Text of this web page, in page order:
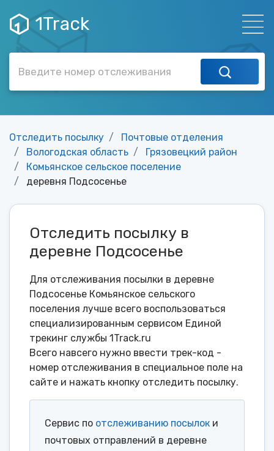
1Track
Отследить посылку
Почтовые отделения
Вологодская область
Грязовецкий район
Комьянское сельское поселение
деревня Подсосенье
Отследить посылку в
деревне Подсосенье
Для отслеживания посылки в деревне
Подсосенье Комьянское сельского
поселения лучше всего воспользоваться
специализированным сервисом Единой
трекинг службы 1Track.ru
Всего навсего нужно ввести трек-код -
номер отслеживания в специальное поле на
сайте и нажать кнопку отследить посылку.
Сервис по отслеживанию посылок и
почтовых отправлений в деревне